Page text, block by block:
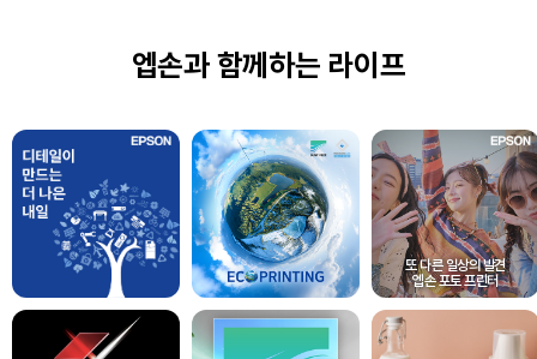
엡손과 함께하는 라이프
또 다른 일상의 발견
엡손 포토 프린터